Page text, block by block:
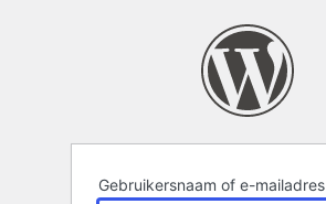
Gebruikersnaam of e-mailadres